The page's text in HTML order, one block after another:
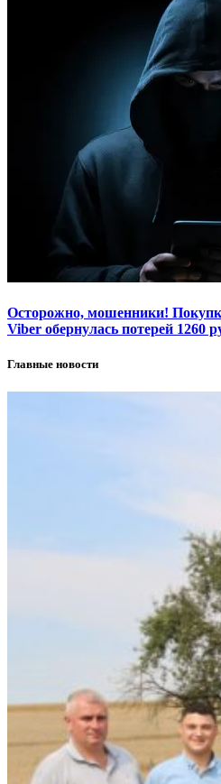
Осторожно, мошенники!
Viber обернулась потерей 1260
Главные новости